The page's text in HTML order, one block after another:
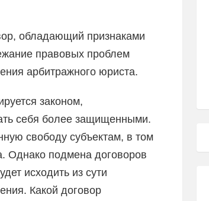
обладающий признаками
правовых проблем
арбитражного юриста.
законом,
себя более защищенными.
свободу субъектам, в том
Однако подмена договоров
исходить из сути
Какой договор